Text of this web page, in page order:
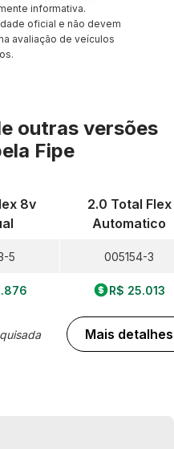
informativa.
oficial e não devem
avaliação de veículos
outras versões
Fipe
8v
5
2.0 Total Flex
Automatico
005154-3
R$ 25.013
Mais detalhes